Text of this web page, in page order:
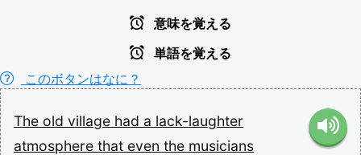
意味を覚える
単語を覚える
このボタンはなに？
The old village had a lack-laughter
atmosphere that even the musicians